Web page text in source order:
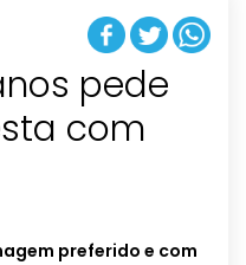
pede
com
preferido e com